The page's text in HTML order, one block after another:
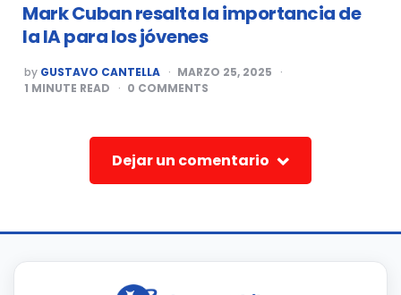
Mark Cuban resalta la importancia de
la IA para los jóvenes
POSTED
BY
by GUSTAVO CANTELLA
MARZO 25, 2025
1 MINUTE READ 0 COMMENTS
Dejar un comentario